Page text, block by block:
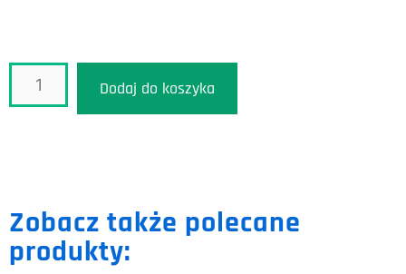
Dodaj do koszyka
Zobacz także polecane
produkty: